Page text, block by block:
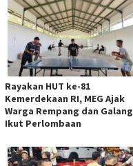
Rayakan HUT ke-81
Kemerdekaan RI, MEG Ajak
Warga Rempang dan Galang
Ikut Perlombaan